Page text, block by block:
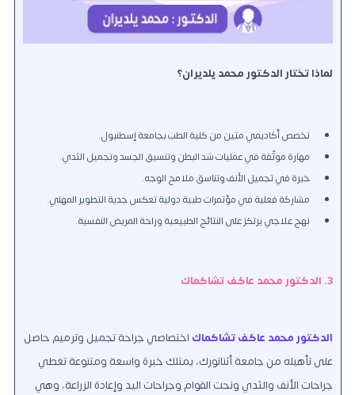
لماذا تختار الدكتور محمد يلديران؟
تخصص أكاديمي متين من كلية الطب بجامعة إسطنبول.
مهارة موثّقة في عمليات شد البطن وتنسيق الجسد وتجميل الثدي.
خبرة في تجميل الأنف وتناسق ملامح الوجه.
مشاركة فعلية في مؤتمرات طبية دولية تعكس جدية التطوير المهني.
نهج علاجي يرتكز على النتائج الطبيعية وراحة المريض النفسية.
3. الدكتور محمد عاكف تشاكماك
الدكتور محمد عاكف تشاكماك اختصاصي جراحة تجميل وترميم حاصل
على تأهيله من جامعة أثناتورك، يمتلك خبرة واسعة ومتنوعة تغطي
جراحات الأنف والثدي ونحت القوام وجراحات اليد وإعادة الزراعة، وهي